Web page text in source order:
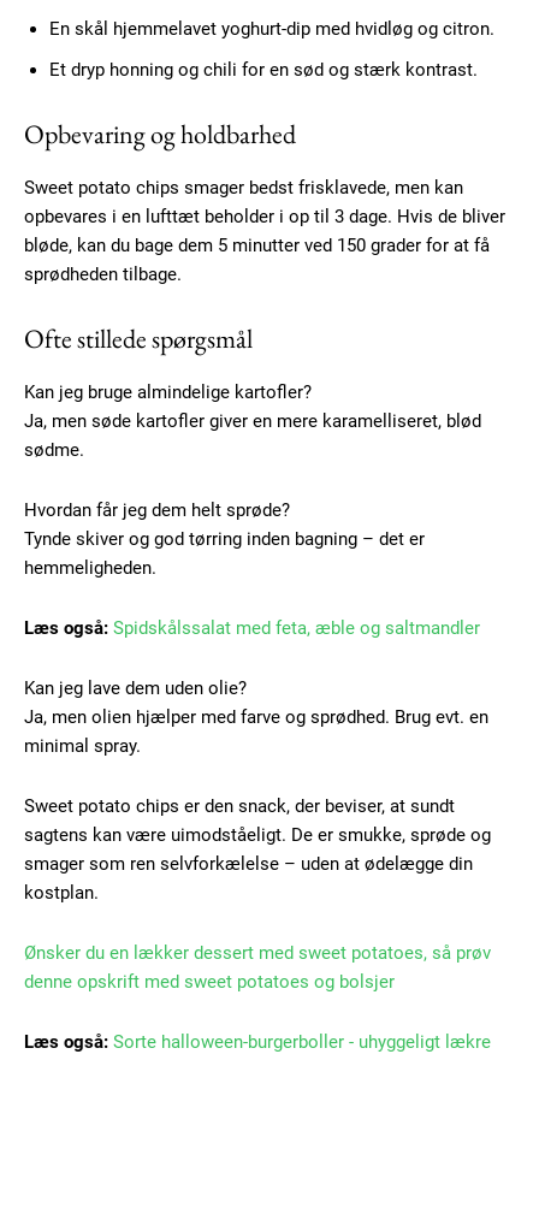
Praesent euismod ac
Nullam eu erat condimentum
Orci varius natoque dolor
Member full access
100DKK
Etiam est nibh, lobortis sit
Praesent euismod ac
Nullam eu erat condimentum
Orci varius natoque dolor
En skål hjemmelavet yoghurt-dip med hvidløg og citron.
Et dryp honning og chili for en sød og stærk kontrast.
Opbevaring og holdbarhed
Sweet potato chips smager bedst frisklavede, men kan
opbevares i en lufttæt beholder i op til 3 dage. Hvis de bliver
bløde, kan du bage dem 5 minutter ved 150 grader for at få
sprødheden tilbage.
Ofte stillede spørgsmål
Kan jeg bruge almindelige kartofler?
Ja, men søde kartofler giver en mere karamelliseret, blød
sødme.
Hvordan får jeg dem helt sprøde?
Tynde skiver og god tørring inden bagning – det er
hemmeligheden.
Læs også: Spidskålssalat med feta, æble og saltmandler
Kan jeg lave dem uden olie?
Ja, men olien hjælper med farve og sprødhed. Brug evt. en
minimal spray.
Sweet potato chips er den snack, der beviser, at sundt
sagtens kan være uimodståeligt. De er smukke, sprøde og
smager som ren selvforkælelse – uden at ødelægge din
kostplan.
Ønsker du en lækker dessert med sweet potatoes, så prøv
denne opskrift med sweet potatoes og bolsjer
Læs også: Sorte halloween-burgerboller - uhyggeligt lækre